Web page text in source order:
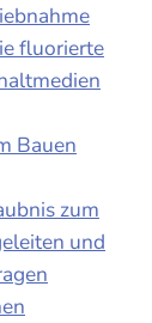
fluorierte
Bauen
zum
und